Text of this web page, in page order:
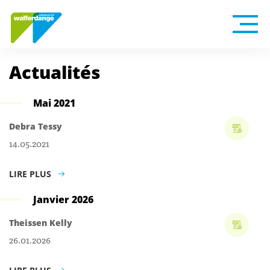
Actualités
Mai 2021
Debra Tessy
14.05.2021
LIRE PLUS
Janvier 2026
Theissen Kelly
26.01.2026